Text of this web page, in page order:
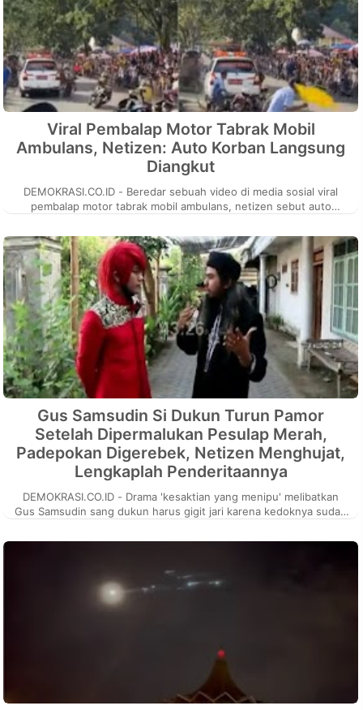
Viral Pembalap Motor Tabrak Mobil
Ambulans, Netizen: Auto Korban Langsung
Diangkut
DEMOKRASI.CO.ID - Beredar sebuah video di media sosial viral
pembalap motor tabrak mobil ambulans, netizen sebut auto
Gus Samsudin Si Dukun Turun Pamor
Setelah Dipermalukan Pesulap Merah,
Padepokan Digerebek, Netizen Menghujat,
Lengkaplah Penderitaannya
DEMOKRASI.CO.ID - Drama 'kesaktian yang menipu' melibatkan
Gus Samsudin sang dukun harus gigit jari karena kedoknya sudah